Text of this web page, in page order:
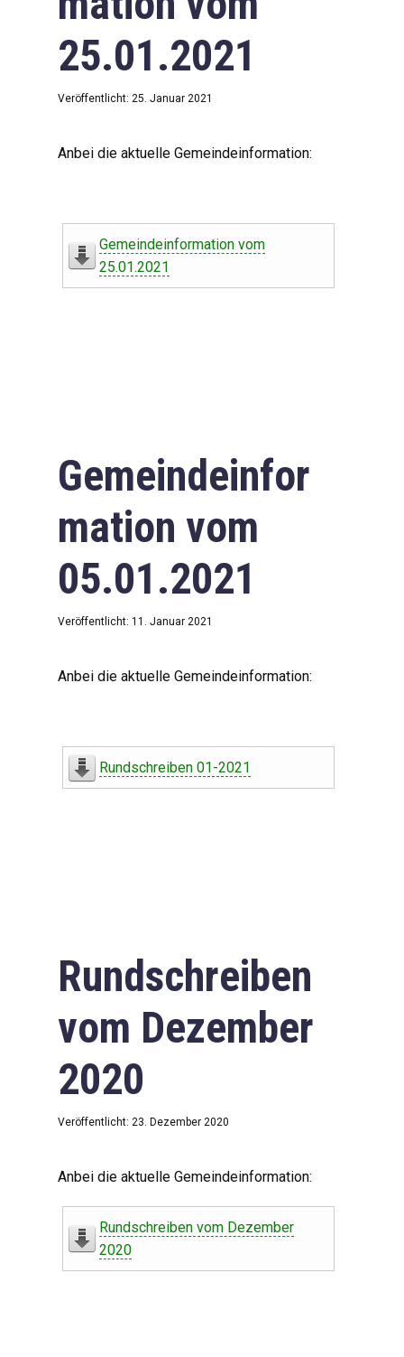
25.01.2021
Veröffentlicht: 25. Januar 2021
Anbei die aktuelle Gemeindeinformation:
Gemeindeinformation vom
25.01.2021
Gemeindeinfor
mation vom
05.01.2021
Veröffentlicht: 11. Januar 2021
Anbei die aktuelle Gemeindeinformation:
Rundschreiben 01-2021
Rundschreiben
vom Dezember
2020
Veröffentlicht: 23. Dezember 2020
Anbei die aktuelle Gemeindeinformation:
Rundschreiben vom Dezember
2020